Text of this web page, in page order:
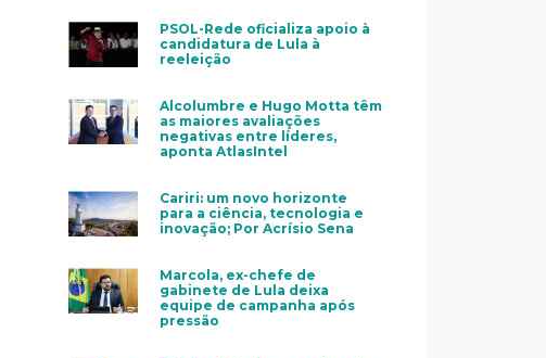
PSOL-Rede oficializa apoio à
candidatura de Lula à
reeleição
Alcolumbre e Hugo Motta têm
as maiores avaliações
negativas entre líderes,
aponta AtlasIntel
Cariri: um novo horizonte
para a ciência, tecnologia e
inovação; Por Acrísio Sena
Marcola, ex-chefe de
gabinete de Lula deixa
equipe de campanha após
pressão